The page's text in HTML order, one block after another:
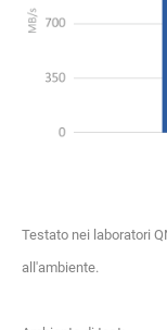
Testato nei laboratori
all'ambiente.